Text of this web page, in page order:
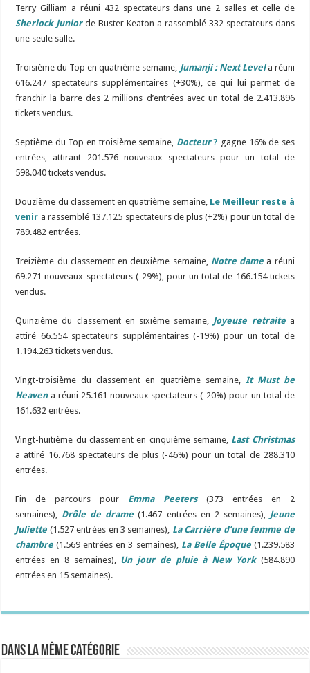
Terry Gilliam a réuni 432 spectateurs dans une 2 salles et celle de
Sherlock Juniorde Buster Keaton a rassemblé 332 spectateurs dans
une seule salle.
Troisième du Top en quatrième semaine, Jumanji : Next Levela réuni
616.247 spectateurs supplémentaires (+30%), ce qui lui permet de
franchir la barre des 2 millions d’entrées avec un total de 2.413.896
tickets vendus.
Septième du Top en troisième semaine, Docteur? gagne 16% de ses
entrées, attirant 201.576 nouveaux spectateurs pour un total de
598.040 tickets vendus.
Douzième du classement en quatrième semaine, Le Meilleur reste à
venir a rassemblé 137.125 spectateurs de plus (+2%) pour un total de
789.482 entrées.
Treizième du classement en deuxième semaine, Notre dame a réuni
69.271 nouveaux spectateurs (-29%), pour un total de 166.154 tickets
vendus.
Quinzième du classement en sixième semaine, Joyeuse retraitea
attiré 66.554 spectateurs supplémentaires (-19%) pour un total de
1.194.263 tickets vendus.
Vingt-troisième du classement en quatrième semaine, It Must be
Heavena réuni 25.161 nouveaux spectateurs (-20%) pour un total de
161.632 entrées.
Vingt-huitième du classement en cinquième semaine, Last Christmas
a attiré 16.768 spectateurs de plus (-46%) pour un total de 288.310
entrées.
Fin de parcours pour Emma Peeters
(373 entrées en 2
semaines), Drôle de drame (1.467 entrées en 2 semaines), Jeune
Juliette (1.527 entrées en 3 semaines), La Carrière d’une femme de
chambre (1.569 entrées en 3 semaines), La Belle Époque (1.239.583
entrées en 8 semaines), Un jour de pluie à New York (584.890
entrées en 15 semaines).
Dans la même catégorie